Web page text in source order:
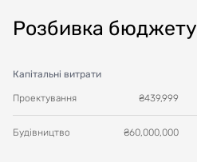
Розбивка бюджету
Капітальні витрати
Проектування ₴439,999
Будівництво ₴60,000,000